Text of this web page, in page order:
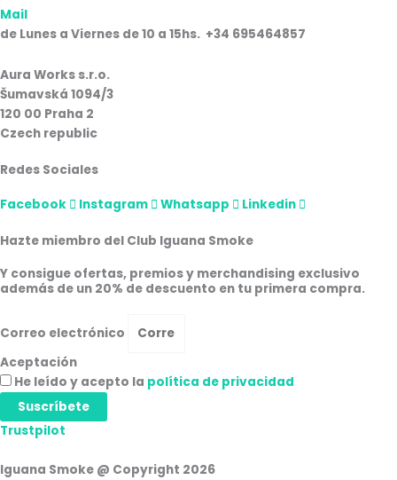
Mail
de Lunes a Viernes de 10 a 15hs. +34 695464857
Aura Works s.r.o.
Šumavská 1094/3
120 00 Praha 2
Czech republic
Redes Sociales
Facebook Instagram Whatsapp Linkedin
Hazte miembro del Club Iguana Smoke
Y consigue ofertas, premios y merchandising exclusivo
además de un 20% de descuento en tu primera compra.
Correo electrónico
Aceptación
He leído y acepto la política de privacidad
Suscríbete
Trustpilot
Iguana Smoke @ Copyright 2026